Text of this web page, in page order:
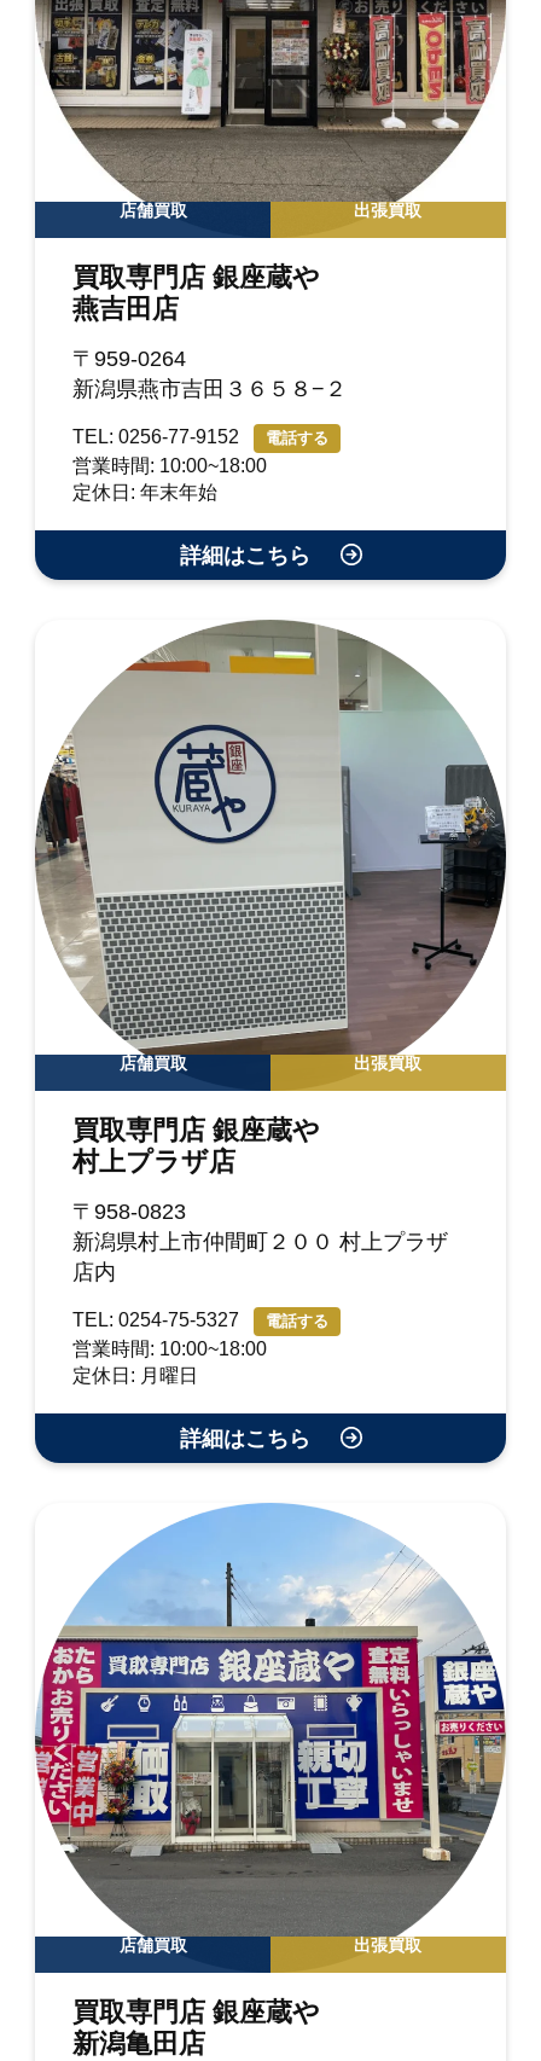
店舗買取 出張買取
買取専門店 銀座蔵や
燕吉田店
〒959-0264
新潟県燕市吉田３６５８−２
TEL: 0256-77-9152 電話する
営業時間: 10:00~18:00
定休日: 年末年始
詳細はこちら
店舗買取 出張買取
買取専門店 銀座蔵や
村上プラザ店
〒958-0823
新潟県村上市仲間町２００ 村上プラザ
店内
TEL: 0254-75-5327 電話する
営業時間: 10:00~18:00
定休日: 月曜日
詳細はこちら
店舗買取 出張買取
買取専門店 銀座蔵や
新潟亀田店